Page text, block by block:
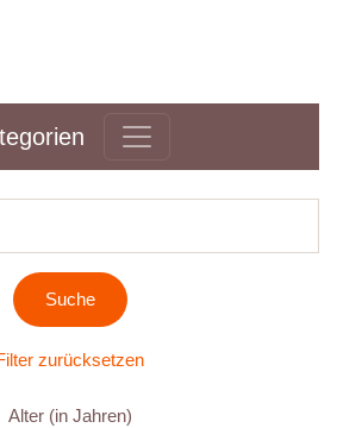
zurücksetzen
Alter (in Jahren)